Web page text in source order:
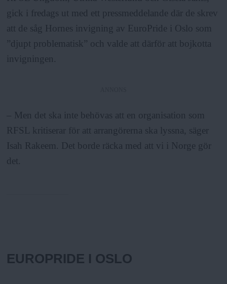
gick i fredags ut med ett pressmeddelande där de skrev
att de såg Hornes invigning av EuroPride i Oslo som
”djupt problematisk” och valde att därför att bojkotta
invigningen.
– Men det ska inte behövas att en organisation som
RFSL kritiserar för att arrangörerna ska lyssna, säger
Isah Rakeem. Det borde räcka med att vi i Norge gör
det.
EUROPRIDE I OSLO